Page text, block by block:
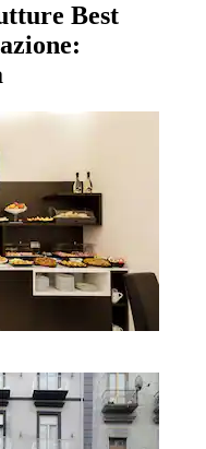
Best